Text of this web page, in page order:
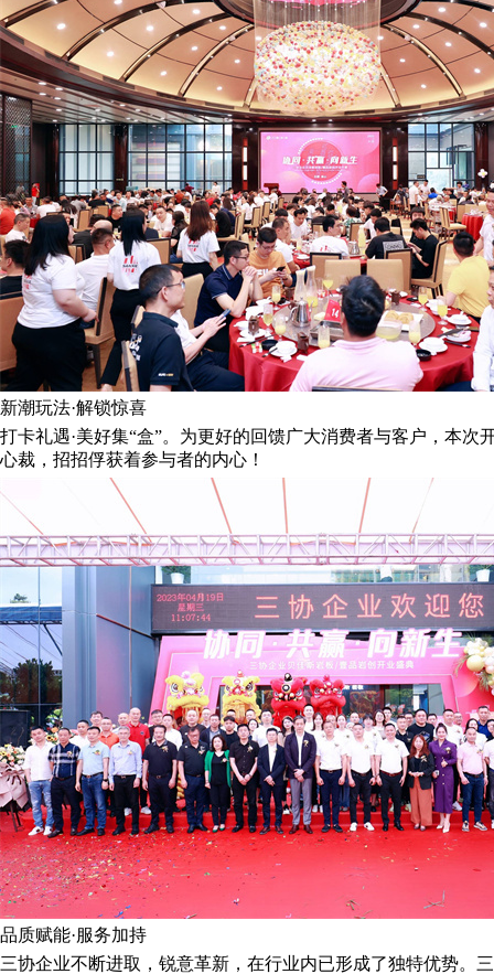
新潮玩法·解锁惊喜
打卡礼遇·美好集“盒”。为更好的回馈广大消费者与客户，本
心裁，招招俘获着参与者的内心！
品质赋能·服务加持
三协企业不断进取，锐意革新，在行业内已形成了独特优势。